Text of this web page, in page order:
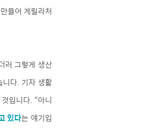
들어 게릴라처
러 그렇게 생산
니다. 기자 생활
입니다. “아니
있다는 얘기입